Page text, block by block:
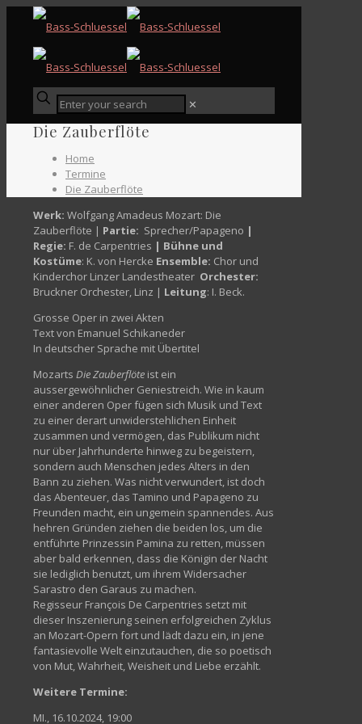
✕
Die Zauberflöte
Home
Termine
Die Zauberflöte
Werk: Wolfgang Amadeus Mozart: Die
Zauberflöte | Partie: Sprecher/Papageno |
Regie: F. de Carpentries | Bühne und
Kostüme: K. von Hercke Ensemble: Chor und
Kinderchor Linzer Landestheater Orchester:
Bruckner Orchester, Linz | Leitung: I. Beck.
Grosse Oper in zwei Akten
Text von Emanuel Schikaneder
In deutscher Sprache mit Übertitel
Mozarts Die Zauberflöte ist ein
aussergewöhnlicher Geniestreich. Wie in kaum
einer anderen Oper fügen sich Musik und Text
zu einer derart unwiderstehlichen Einheit
zusammen und vermögen, das Publikum nicht
nur über Jahrhunderte hinweg zu begeistern,
sondern auch Menschen jedes Alters in den
Bann zu ziehen. Was nicht verwundert, ist doch
das Abenteuer, das Tamino und Papageno zu
Freunden macht, ein ungemein spannendes. Aus
hehren Gründen ziehen die beiden los, um die
entführte Prinzessin Pamina zu retten, müssen
aber bald erkennen, dass die Königin der Nacht
sie lediglich benutzt, um ihrem Widersacher
Sarastro den Garaus zu machen.
Regisseur François De Carpentries setzt mit
dieser Inszenierung seinen erfolgreichen Zyklus
an Mozart-Opern fort und lädt dazu ein, in jene
fantasievolle Welt einzutauchen, die so poetisch
von Mut, Wahrheit, Weisheit und Liebe erzählt.
Weitere Termine:
MI., 16.10.2024, 19:00